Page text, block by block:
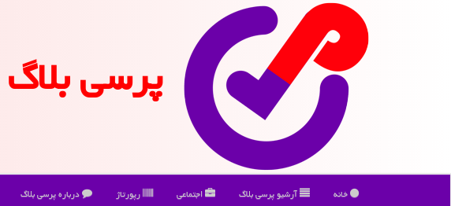
پرسی بلاگ
خانه آرشیو پرسی بلاگ اجتماعی رپورتاژ درباره پرسی بلاگ